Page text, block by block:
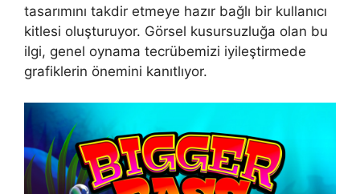
tasarımını takdir etmeye hazır bağlı bir kullanıcı
kitlesi oluşturuyor. Görsel kusursuzluğa olan bu
ilgi, genel oynama tecrübemizi iyileştirmede
grafiklerin önemini kanıtlıyor.